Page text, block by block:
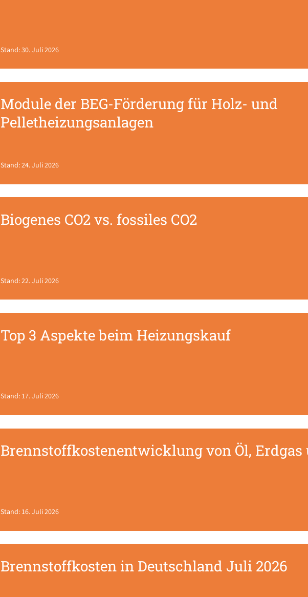
Stand: 30. Juli 2026
Module der BEG-Förderung für Holz- und
Pelletheizungsanlagen
Stand: 24. Juli 2026
Biogenes CO2 vs. fossiles CO2
Stand: 22. Juli 2026
Top 3 Aspekte beim Heizungskauf
Stand: 17. Juli 2026
Brennstoffkostenentwicklung von Öl, Erdgas
Stand: 16. Juli 2026
Brennstoffkosten in Deutschland Juli 2026